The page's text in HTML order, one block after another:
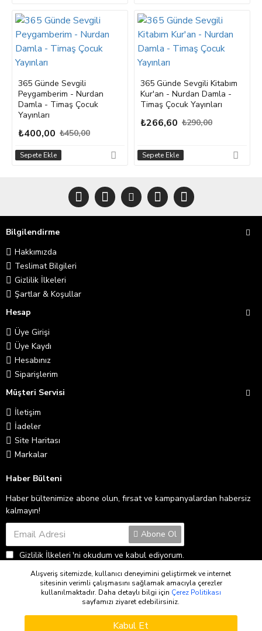
365 Günde Sevgili
Peygamberim - Nurdan
Damla - Timaş Çocuk
Yayınları
₺400,00 ₺450,00
Sepete Ekle
365 Günde Sevgili Kitabım
Kur'an - Nurdan Damla -
Timaş Çocuk Yayınları
₺266,60 ₺290,00
Sepete Ekle
Bilgilendirme
Hakkımızda
Teslimat Bilgileri
Gizlilik İlkeleri
Şartlar & Koşullar
Hesap
Üye Girişi
Üye Kaydı
Hesabınız
Siparişlerim
Müşteri Servisi
İletişim
İadeler
Site Haritası
Markalar
Haber Bülteni
Haber bültenimize abone olun, fırsat ve kampanyalardan habersiz
kalmayın!
Abone Ol
Gizlilik İlkeleri 'ni okudum ve kabul ediyorum.
Copyright © 2026
Alışveriş sitemizde, kullanıcı deneyimini geliştirmek ve internet
sitesinin verimli çalışmasını sağlamak amacıyla çerezler
kullanılmaktadır. Daha detaylı bilgi için Çerez Politikası
sayfamızı ziyaret edebilirsiniz.
Kabul Et